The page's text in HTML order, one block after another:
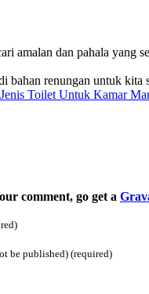
amalan dan pahala yang
bahan renungan untuk kita
Toilet Untuk Kamar
comment, go get a
be published) (required)